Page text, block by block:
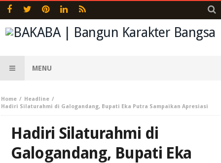
MENU
Home
Headline
Hadiri Silaturahmi di Galogandang, Bupati Eka Putra Sampaikan Apresiasi
Hadiri Silaturahmi di
Galogandang, Bupati Eka